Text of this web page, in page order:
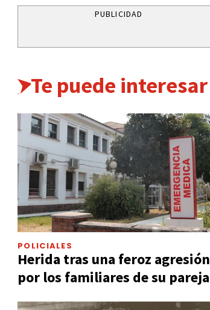
PUBLICIDAD
Te puede interesar
POLICIALES
Herida tras una feroz agresión
por los familiares de su pareja